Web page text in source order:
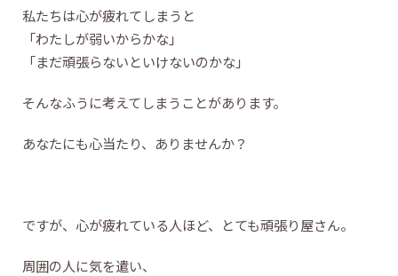
私たちは心が疲れてしまうと
「わたしが弱いからかな」
「まだ頑張らないといけないのかな」
そんなふうに考えてしまうことがあります。
あなたにも心当たり、ありませんか？
ですが、心が疲れている人ほど、とても頑張り屋さん。
周囲の人に気を遣い、